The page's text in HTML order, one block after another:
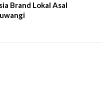
Brand Lokal Asal